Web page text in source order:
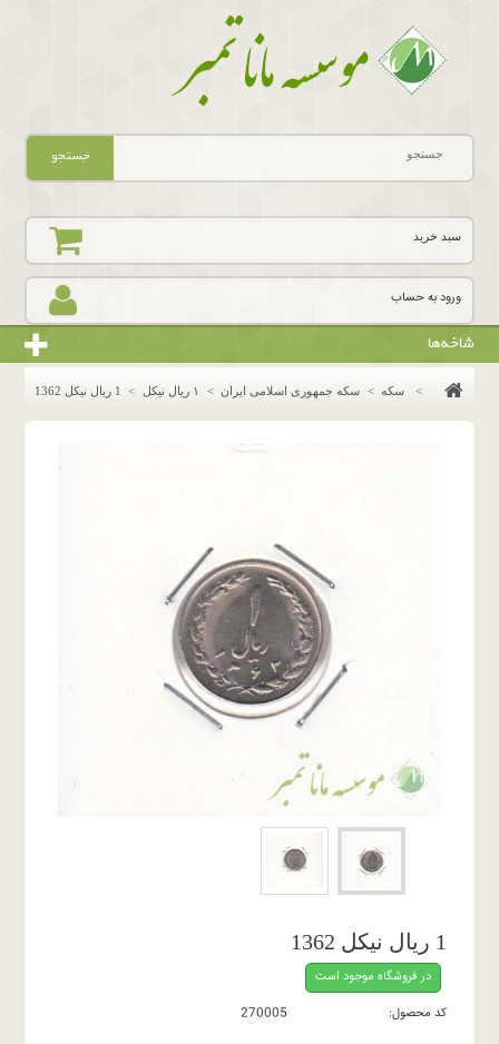
ورود به حساب
سبد خرید
جستجو
شاخه‌ها
> سکه > سکه جمهوری اسلامی ایران > ١ ريال نيكل > 1 ریال نیکل 1362
1 ریال نیکل 1362
در فروشگاه موجود است
کد محصول:
270005